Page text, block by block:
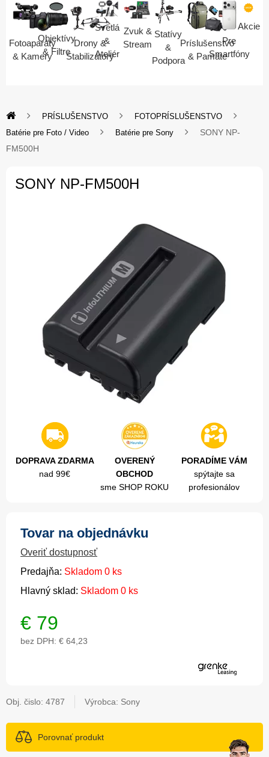
Fotoaparáty
& Kamery
Objektívy
& Filtre
Drony &
Stabilizátory
Svetlá
&
Ateliér
Zvuk &
Stream
Statívy
&
Podpora
Príslušenstvo
& Pamäte
Pre
Smartfóny
Akcie
PRÍSLUŠENSTVO
FOTOPRÍSLUŠENSTVO
Batérie pre Foto / Video
Batérie pre Sony
SONY NP-
FM500H
SONY NP-FM500H
DOPRAVA ZDARMA
nad 99€
OVERENÝ
OBCHOD
sme SHOP ROKU
PORADÍME VÁM
spýtajte sa
profesionálov
Tovar na objednávku
Overiť dostupnosť
Predajňa: Skladom 0 ks
Hlavný sklad: Skladom 0 ks
€ 79
bez DPH: € 64,23
Obj. čislo: 4787 Výrobca: Sony
Porovnať produkt